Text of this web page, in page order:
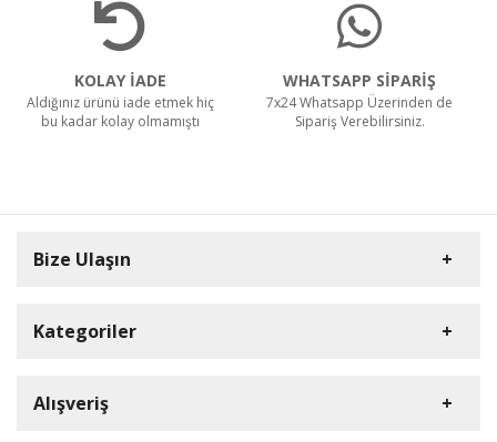
KOLAY İADE
Aldığınız ürünü iade etmek hiç
bu kadar kolay olmamıştı
WHATSAPP SİPARİŞ
7x24 Whatsapp Üzerinden de
Sipariş Verebilirsiniz.
Bize Ulaşın
Kategoriler
Rulopak
Alışveriş